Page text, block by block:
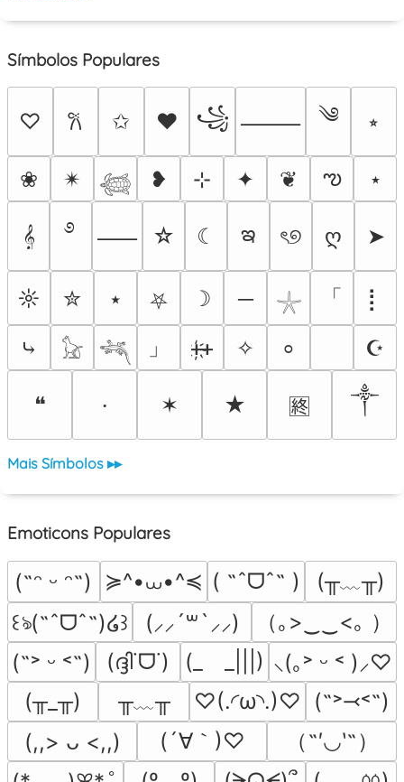
Símbolos Populares
♡ 𐙚 ✩ ♥ ꧁ ⸻ ༄ ⭒
❀ ✴︎ 𓆉 ❥ ⊹ ✦ ❦ ఌ ⋆
𝄞 ࿔ ⸺ ☆ ☾ ఇ ৎ୭ ღ ➤
☼ ✮ ⭑ ⛧ ☽ ─ 𓇼 「
⡇
⤷
𓃠 𓆈 」 ᚐ҉ᚐ ✧ ⸰ ☪
❝ ⸱ ✶ ★ 🈡 ༒
Mais Símbolos ▸▸
Emoticons Populares
(˶ᵔ ᵕ ᵔ˶) ≽^•⩊•^≼ ( ˶ˆᗜˆ˵ )
(╥﹏╥)
꒰ঌ(˶ˆᗜˆ˵)໒꒱
(⸝⸝´꒳`⸝⸝)
（｡>‿‿<｡ ）
(˶˃ ᵕ ˂˶)
(ദ്ദി˙ᗜ˙) (_　_|||) ⸜(｡˃ ᵕ ˂ )⸝♡
(╥_╥)
╥﹏╥ ♡(.◜ω◝.)♡
(˶˃⤙˂˶)
(,,> ᴗ <,,)
(´∀｀)♡
（˶′◡‵˶）